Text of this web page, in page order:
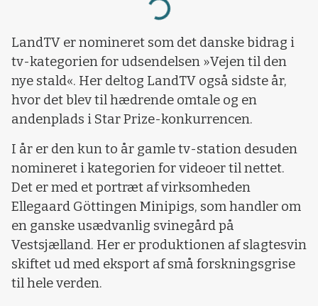
Loading...
LandTV er nomineret som det danske bidrag i
tv-kategorien for udsendelsen »Vejen til den
nye stald«. Her deltog LandTV også sidste år,
hvor det blev til hædrende omtale og en
andenplads i Star Prize-konkurrencen.
I år er den kun to år gamle tv-station desuden
nomineret i kategorien for videoer til nettet.
Det er med et portræt af virksomheden
Ellegaard Göttingen Minipigs, som handler om
en ganske usædvanlig svinegård på
Vestsjælland. Her er produktionen af slagtesvin
skiftet ud med eksport af små forskningsgrise
til hele verden.